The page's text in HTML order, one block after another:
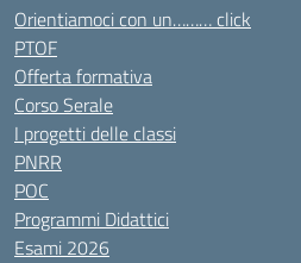
Orientiamoci con un……… click
PTOF
Offerta formativa
Corso Serale
I progetti delle classi
PNRR
POC
Programmi Didattici
Esami 2026